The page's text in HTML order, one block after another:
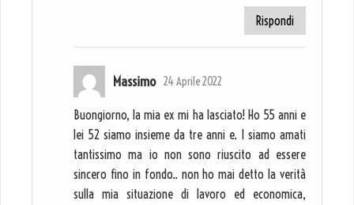
Rispondi
Massimo 24 Aprile 2022
Buongiorno, la mia ex mi ha lasciato! Ho 55 anni e
lei 52 siamo insieme da tre anni e. I siamo amati
tantissimo ma io non sono riuscito ad essere
sincero fino in fondo.. non ho mai detto la verità
sulla mia situazione di lavoro ed economica,